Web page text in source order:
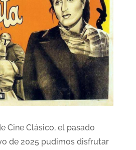
Cine Clásico, el pasado
de 2025 pudimos disfrutar